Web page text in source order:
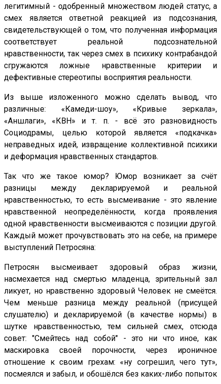
легитимный - одобренный множеством людей статус, а
смех является ответной реакцией из подсознания,
свидетельствующей о том, что полученная информация
соответствует реальной подсознательной
нравственности, так через смех в психику контрабандой
сгружаются ложные нравственные критерии и
дефективные стереотипы восприятия реальности.
Из выше изложенного можно сделать вывод, что
различные: «Камеди-шоу», «Кривые зеркала»,
«Аншлаги», «КВН» и т. п. - всё это разновидность
Социодрамы, целью которой является «подкачка»
неправедных идей, извращение коллективной психики
и деформация нравственных стандартов.
Так что же такое юмор? Юмор возникает за счёт
разницы между декларируемой и реальной
нравственностью, то есть высмеивание - это явление
нравственной неопределённости, когда проявления
одной нравственности высмеиваются с позиции другой.
Каждый может прочувствовать это на себе, на примере
выступлений Петросяна:
Петросян высмеивает здоровый образ жизни,
насмехается над смертью младенца, зрительный зал
ликует, но нравственно здоровый Человек не смеётся.
Чем меньше разница между реальной (присущей
слушателю) и декларируемой (в качестве нормы) в
шутке нравственностью, тем сильней смех, отсюда
совет: "Смейтесь над собой" - это ни что иное, как
маскировка своей порочности, через ироничное
отношение к своим грехам: «ну согрешил, чего тут»,
посмеялся и забыл, и обошёлся без каких-либо попыток